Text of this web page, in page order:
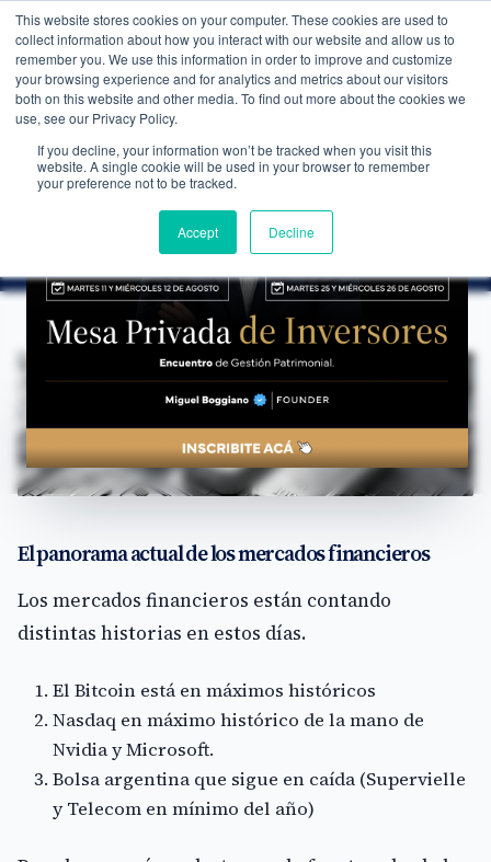
This website stores cookies on your computer. These cookies are used to
collect information about how you interact with our website and allow us to
remember you. We use this information in order to improve and customize
your browsing experience and for analytics and metrics about our visitors
both on this website and other media. To find out more about the cookies we
use, see our Privacy Policy.
If you decline, your information won’t be tracked when you visit this
website. A single cookie will be used in your browser to remember
your preference not to be tracked.
Accept Decline
WEALTH MANAGEMENT CDI MEMBRESÍA
NOTICIAS →NUEVO MÁXIMO PARA LA PLATA
LA MIRADA DE NUESTROS EXPERTOS
Nuevo máximo para la plata
CDI Club de Inversores·12 de julio de 2025
El panorama actual de los mercados financieros
Los mercados financieros están contando
distintas historias en estos días.
El Bitcoin está en máximos históricos
Nasdaq en máximo histórico de la mano de
Nvidia y Microsoft.
Bolsa argentina que sigue en caída (Supervielle
y Telecom en mínimo del año)